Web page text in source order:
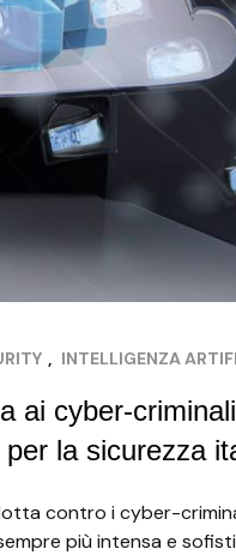
, INTELLIGENZA
ai cyber-
la sicurezza
lotta contro i cyber-
più intensa e